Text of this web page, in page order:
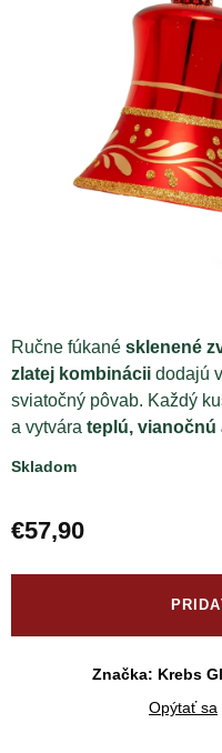
Ručne fúkané sklenené
zlatej kombinácii dodajú
sviatočný pôvab. Každý
a vytvára teplú, vianočnú
Skladom
€57,90
Značka: Krebs
Opýtať sa